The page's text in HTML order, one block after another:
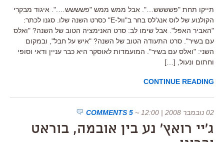
תייקו תחת "פשששש…". אבל ממש ממש "פשששש….". איגוד מבקרי
הקולנוע של לוס אנג'לס בחר ב"וול-E" כסרט השנה שלו. סגנו לכתר:
"האביר האפל". אבל שימו לב: סרט האנימציה הטוב של השנה? "ואלס
עם בשיר". סרט התעודה הטוב של השנה? "איש על חבל", ובמקום
השני: "ואלס עם בשיר". המועמדות לאוסקר היא כבר עניין ודאי וסופי
וחתום ונעול, […]
CONTINUE READING
02 נובמבר 2008 | 12:00 ~
5 COMMENTS
ג'יי רואץ' נע בין אובמה, בוראט